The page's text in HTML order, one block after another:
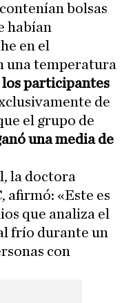
bolsas
habían
en el
una temperatura
los participantes
de
el grupo de
una media de
la doctora
afirmó: «Este es
que analiza el
frío durante un
con